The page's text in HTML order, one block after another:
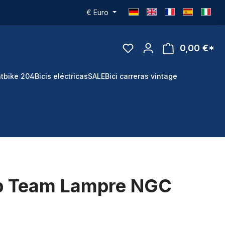
€ Euro
0,00 €*
204Bicis eléctricasSALEBici carreras vintage
Lampre NGC